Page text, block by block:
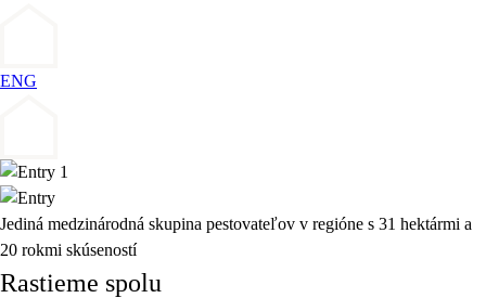
ENG
Jediná medzinárodná skupina pestovateľov v regióne s 31 hektármi a
20 rokmi skúseností
Rastieme spolu